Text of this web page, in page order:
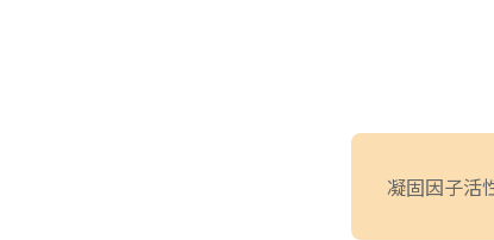
凝固因子活